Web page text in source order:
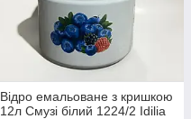
Відро емальоване з кришкою
12л Смузі білий 1224/2 Idilia